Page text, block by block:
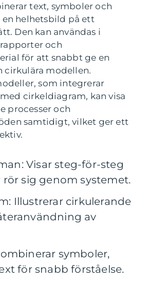
text, symboler och
helhetsbild på ett
Den kan användas i
och
för att snabbt ge en
cirkulära modellen.
som integrerar
cirkeldiagram, kan visa
processer och
samtidigt, vilket ger ett
Visar steg-för-steg
rör sig genom systemet.
Illustrerar cirkulerande
av
symboler,
för snabb förståelse.